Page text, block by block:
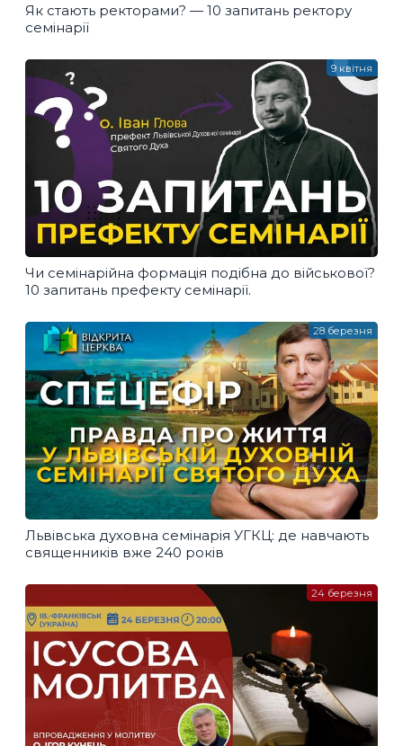
Як стають ректорами? — 10 запитань ректору
семінарії
Чи семінарійна формація подібна до військової?
10 запитань префекту семінарії.
9 квітня
Львівська духовна семінарія УГКЦ: де навчають
священників вже 240 років
28 березня
24 березня